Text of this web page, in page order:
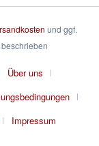
und ggf.
Über uns
Impressum